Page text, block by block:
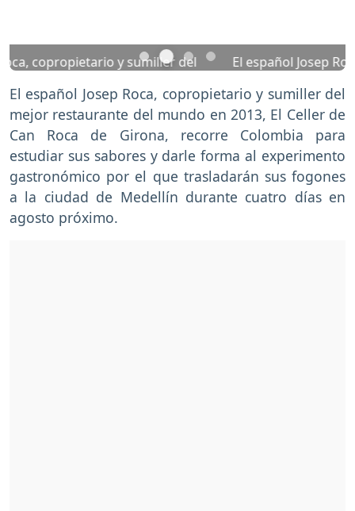
El español Josep Roca, copropietario y sumiller del
EFE
El español Josep Roca, copropietario y sumiller del
mejor restaurante del mundo en 2013, El Celler de
Can Roca de Girona, recorre Colombia para
estudiar sus sabores y darle forma al experimento
gastronómico por el que trasladarán sus fogones
a la ciudad de Medellín durante cuatro días en
agosto próximo.